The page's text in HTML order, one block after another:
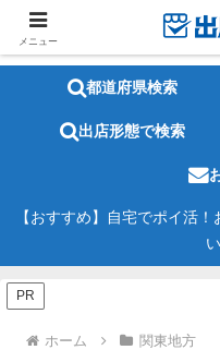
都道府県検索
出店形態で検索
【おすすめ】自宅でポイ活
PR
ホーム 関東地方
メニュー